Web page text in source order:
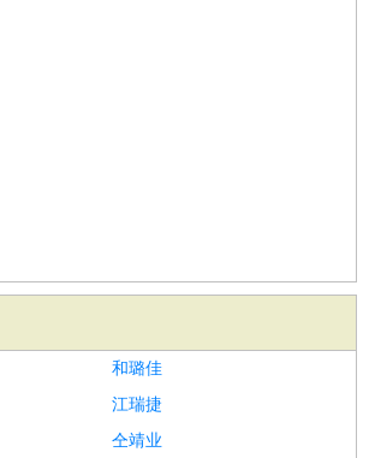
和璐佳
江瑞捷
仝靖业